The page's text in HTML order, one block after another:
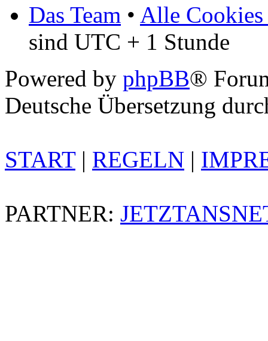
Das Team • Alle Cookies
sind UTC + 1 Stunde
Powered by phpBB®
Deutsche Übersetzung
START| REGELN |
PARTNER: